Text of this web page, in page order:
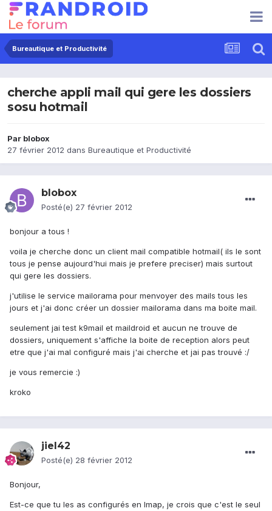
Bureautique et Productivité
cherche appli mail qui gere les dossiers
sosu hotmail
Par blobox
27 février 2012 dans Bureautique et Productivité
blobox
Posté(e) 27 février 2012
bonjour a tous !
voila je cherche donc un client mail compatible hotmail( ils le sont
tous je pense aujourd'hui mais je prefere preciser) mais surtout
qui gere les dossiers.
j'utilise le service mailorama pour menvoyer des mails tous les
jours et j'ai donc créer un dossier mailorama dans ma boite mail.
seulement jai test k9mail et maildroid et aucun ne trouve de
dossiers, uniquement s'affiche la boite de reception alors peut
etre que j'ai mal configuré mais j'ai cherche et jai pas trouvé :/
je vous remercie :)
kroko
jiel42
Posté(e) 28 février 2012
Bonjour,
Est-ce que tu les as configurés en Imap, je crois que c'est le seul